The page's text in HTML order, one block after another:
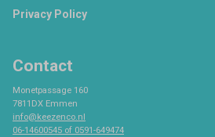
Privacy Policy
Contact
Monetpassage 160
7811DX Emmen
info@keezenco.nl
06-14600545 of 0591-649474